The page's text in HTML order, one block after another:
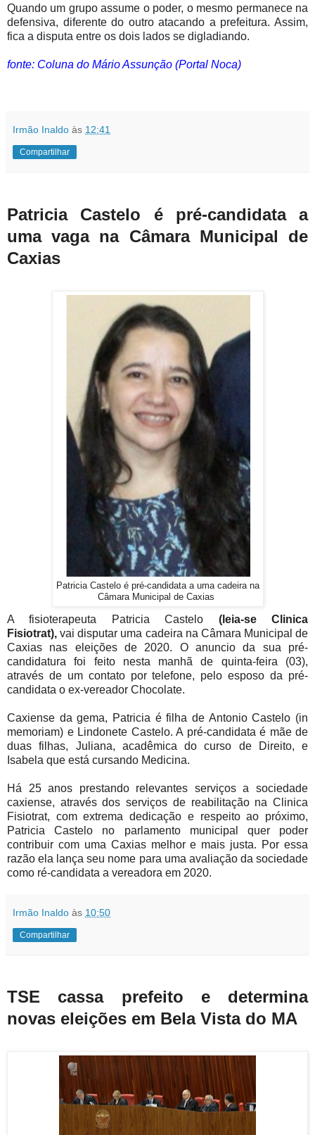
Quando um grupo assume o poder, o mesmo permanece na
defensiva, diferente do outro atacando a prefeitura. Assim,
fica a disputa entre os dois lados se digladiando.
fonte: Coluna do Mário Assunção (Portal Noca)
Irmão Inaldo às 12:41
Compartilhar
Patricia Castelo é pré-candidata a
uma vaga na Câmara Municipal de
Caxias
Patricia Castelo é pré-candidata a uma cadeira na
Câmara Municipal de Caxias
A fisioterapeuta Patricia Castelo (leia-se Clinica
Fisiotrat), vai disputar uma cadeira na Câmara Municipal de
Caxias nas eleições de 2020. O anuncio da sua pré-
candidatura foi feito nesta manhã de quinta-feira (03),
através de um contato por telefone, pelo esposo da pré-
candidata o ex-vereador Chocolate.
Caxiense da gema, Patricia é filha de Antonio Castelo (in
memoriam) e Lindonete Castelo. A pré-candidata é mãe de
duas filhas, Juliana, acadêmica do curso de Direito, e
Isabela que está cursando Medicina.
Há 25 anos prestando relevantes serviços a sociedade
caxiense, através dos serviços de reabilitação na Clinica
Fisiotrat, com extrema dedicação e respeito ao próximo,
Patricia Castelo no parlamento municipal quer poder
contribuir com uma Caxias melhor e mais justa. Por essa
razão ela lança seu nome para uma avaliação da sociedade
como ré-candidata a vereadora em 2020.
Irmão Inaldo às 10:50
Compartilhar
TSE cassa prefeito e determina
novas eleições em Bela Vista do MA